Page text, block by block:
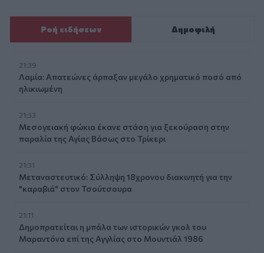
Ροή ειδήσεων Δημοφιλή
21:39
Λαμία: Απατεώνες άρπαξαν μεγάλο χρηματικό ποσό από
ηλικιωμένη
21:33
Μεσογειακή φώκια έκανε στάση για ξεκούραση στην
παραλία της Αγίας Βάσως στο Τρίκερι
21:31
Μεταναστευτικό: Σύλληψη 18χρονου διακινητή για την
"καραβιά" στον Τσούτσουρα
21:11
Δημοπρατείται η μπάλα των ιστορικών γκολ του
Μαραντόνα επί της Αγγλίας στο Μουντιάλ 1986